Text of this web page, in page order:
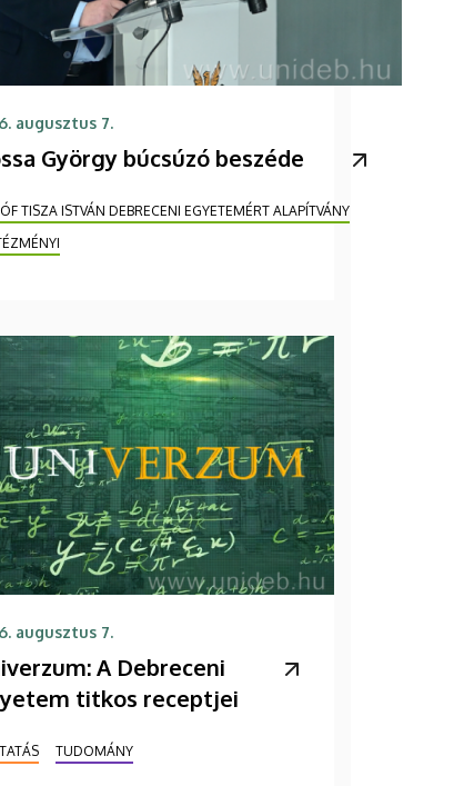
augusztus 7.
György búcsúzó beszéde
TISZA ISTVÁN DEBRECENI EGYETEMÉRT ALAPÍTVÁNY
augusztus 7.
A Debreceni
titkos receptjei
TUDOMÁNY